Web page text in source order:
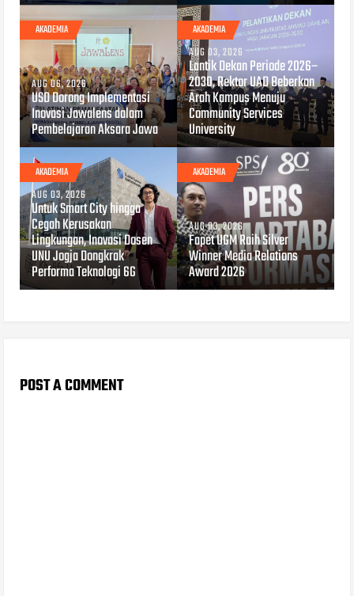
AKADEMIA
AUG 06, 2026
USD Dorong Implementasi
Inovasi Jawalens dalam
Pembelajaran Aksara Jawa
AKADEMIA
AUG 03, 2026
Lantik Dekan Periode 2026–
2030, Rektor UAD Beberkan
Arah Kampus Menuju
Community Services
University
AKADEMIA
AUG 03, 2026
Untuk Smart City hingga
Cegah Kerusakan
Lingkungan, Inovasi Dosen
UNU Jogja Dongkrak
Performa Teknologi 6G
AKADEMIA
AUG 03, 2026
Fapet UGM Raih Silver
Winner Media Relations
Award 2026
POST A COMMENT